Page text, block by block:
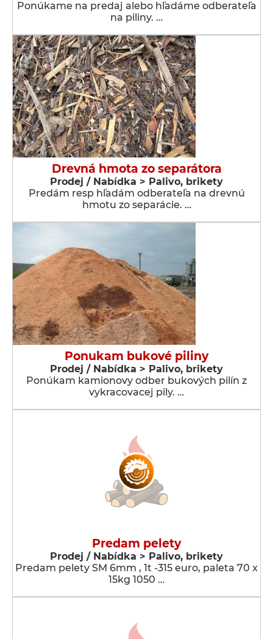
Ponúkame na predaj alebo hľadáme odberateľa
na piliny. …
Drevná hmota zo separátora
Prodej / Nabídka > Palivo, brikety
Predám resp hľadám odberateľa na drevnú
hmotu zo separácie. …
Ponukam bukové piliny
Prodej / Nabídka > Palivo, brikety
Ponúkam kamionovy odber bukových pilín z
vykracovacej pily. …
Predam pelety
Prodej / Nabídka > Palivo, brikety
Predam pelety SM 6mm , 1t -315 euro, paleta 70 x
15kg 1050 …